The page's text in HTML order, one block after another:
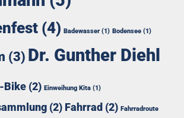
(4) Badewasser (1) Bodensee (1)
(3) Dr. Gunther Diehl
Bike (2) Einweihung Kita (1)
(2) Fahrrad (2) Fahrradroute